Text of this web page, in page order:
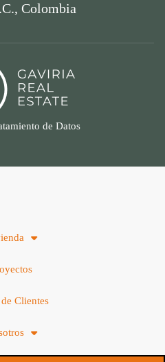
Colombia
de Datos
Clientes